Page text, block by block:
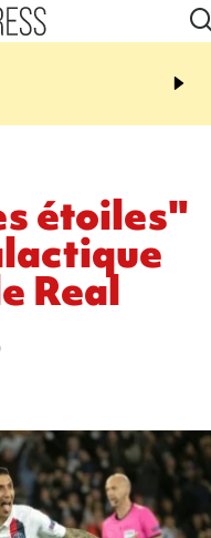
17:17
Angeles, un homme vit
étoiles"
Real